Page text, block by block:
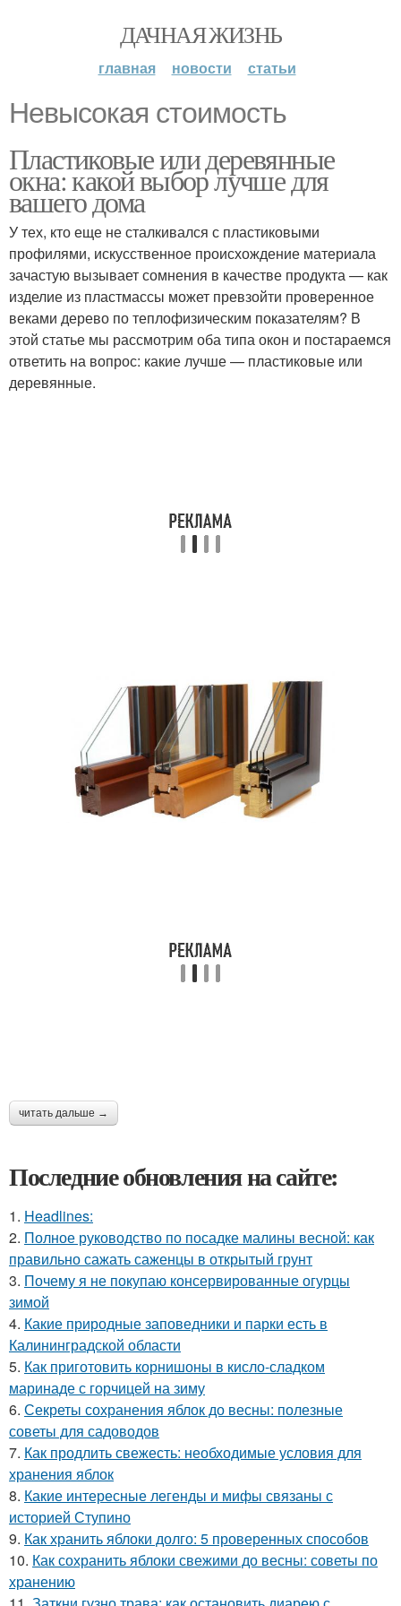
ДАЧНАЯ ЖИЗНЬ
главная новости статьи
Невысокая стоимость
Пластиковые или деревянные
окна: какой выбор лучше для
вашего дома
У тех, кто еще не сталкивался с пластиковыми
профилями, искусственное происхождение материала
зачастую вызывает сомнения в качестве продукта — как
изделие из пластмассы может превзойти проверенное
веками дерево по теплофизическим показателям? В
этой статье мы рассмотрим оба типа окон и постараемся
ответить на вопрос: какие лучше — пластиковые или
деревянные.
читать дальше →
Последние обновления на сайте:
1. Headlines:
2. Полное руководство по посадке малины весной: как
правильно сажать саженцы в открытый грунт
3. Почему я не покупаю консервированные огурцы
зимой
4. Какие природные заповедники и парки есть в
Калининградской области
5. Как приготовить корнишоны в кисло-сладком
маринаде с горчицей на зиму
6. Секреты сохранения яблок до весны: полезные
советы для садоводов
7. Как продлить свежесть: необходимые условия для
хранения яблок
8. Какие интересные легенды и мифы связаны с
историей Ступино
9. Как хранить яблоки долго: 5 проверенных способов
10. Как сохранить яблоки свежими до весны: советы по
хранению